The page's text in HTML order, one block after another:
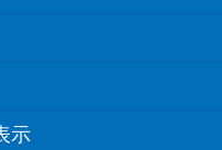
示